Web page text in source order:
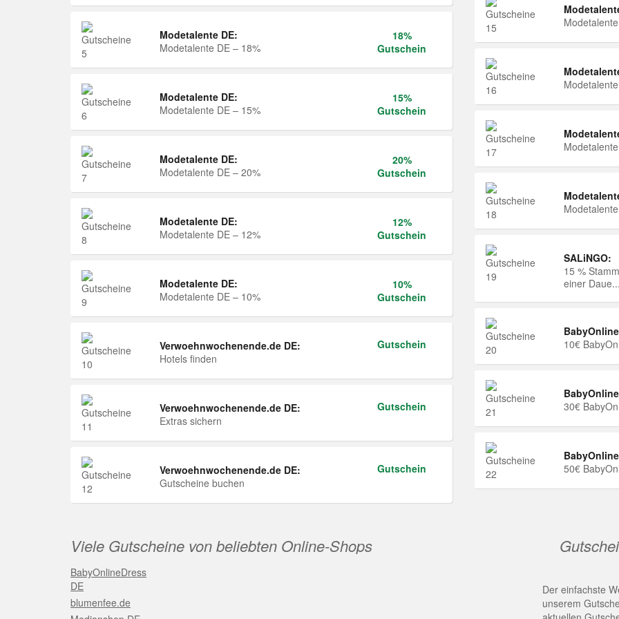
Modetalente DE:
Modetalente DE – 18%
18%
Gutschein
Modetalente DE:
Modetalente DE – 15%
15%
Gutschein
Modetalente DE:
Modetalente DE – 20%
20%
Gutschein
Modetalente DE:
Modetalente DE – 12%
12%
Gutschein
Modetalente DE:
Modetalente DE – 10%
10%
Gutschein
Verwoehnwochenende.de DE:
Hotels finden
Gutschein
Verwoehnwochenende.de DE:
Extras sichern
Gutschein
Verwoehnwochenende.de DE:
Gutscheine buchen
Gutschein
SALiNGO:
15 %
einer
10€
30€
50€
Viele Gutscheine von beliebten Online-Shops
BabyOnlineDress
DE
blumenfee.de
Der einfachste
unserem